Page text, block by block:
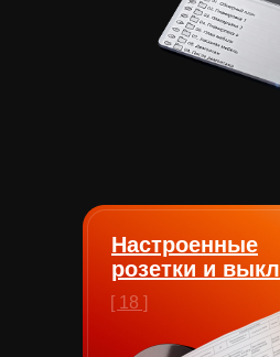
[ 18 ]
Настроенные
розетки и выкл